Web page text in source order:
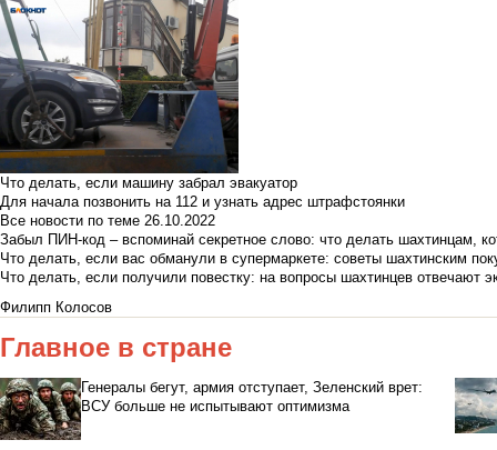
Что делать, если машину забрал эвакуатор
Для начала позвонить на 112 и узнать адрес штрафстоянки
Все новости по теме 26.10.2022
Забыл ПИН-код – вспоминай секретное слово: что делать шахтинцам,
Что делать, если вас обманули в супермаркете: советы шахтинским
Что делать, если получили повестку: на вопросы шахтинцев отвечают
Филипп Колосов
Главное в стране
Генералы бегут, армия отступает, Зеленский врет:
ВСУ больше не испытывают оптимизма